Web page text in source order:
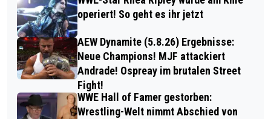
operiert! So geht es ihr jetzt
AEW Dynamite (5.8.26) Ergebnisse:
Neue Champions! MJF attackiert
Andrade! Ospreay im brutalen Street
Fight!
WWE Hall of Famer gestorben:
Wrestling-Welt nimmt Abschied von